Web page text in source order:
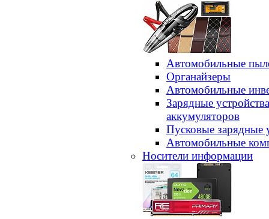
Автомобильные
Органайзеры
Автомобильные
Зарядные
аккумуляторов
Пусковые зарядные
Автомобильные
Носители информации